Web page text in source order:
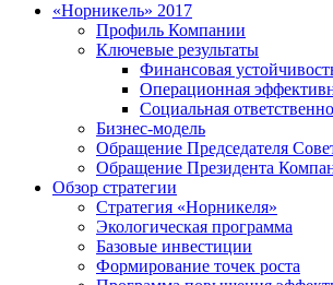
«Норникель» 2017
Профиль Компании
Ключевые результаты
Финансовая
Операционная
Социальная
Бизнес-модель
Обращение Председателя
Обращение Президента
Обзор стратегии
Стратегия «Норникеля»
Экологическая программа
Базовые инвестиции
Формирование точек роста